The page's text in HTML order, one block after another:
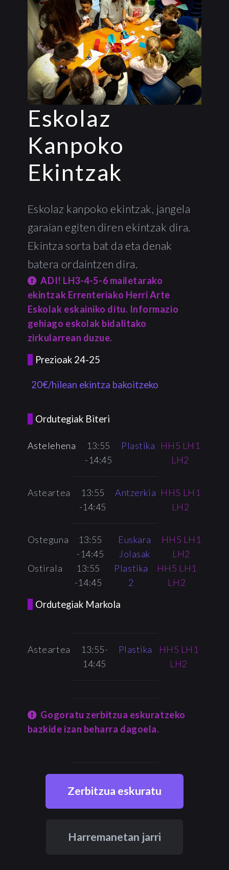
Eskolaz
Kanpoko
Ekintzak
Eskolaz kanpoko ekintzak, jangela
garaian egiten diren ekintzak dira.
Ekintza sorta bat da eta denak
batera ordaintzen dira.
ADI! LH3-4-5-6 mailetarako
ekintzak Errenteriako Herri Arte
Eskolak eskainiko ditu. Informazio
gehiago eskolak bidalitako
zirkularrean duzue.
Prezioak 24-25
20€/hilean ekintza bakoitzeko
Ordutegiak Biteri
Astelehena
13:55
-14:45
Plastika
HH5 LH1
LH2
Asteartea
13:55
-14:45
Antzerkia HH5 LH1
LH2
Osteguna
13:55
-14:45
Euskara
Jolasak
HH5 LH1
LH2
Ostirala
13:55
-14:45
Plastika
2
HH5 LH1
LH2
Ordutegiak Markola
Asteartea
13:55-
14:45
Plastika
HH5 LH1
LH2
Gogoratu zerbitzua eskuratzeko
bazkide izan beharra dagoela.
Zerbitzua eskuratu
Harremanetan jarri